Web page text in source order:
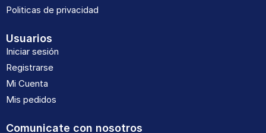
Politicas de privacidad
Usuarios
Iniciar sesión
Registrarse
Mi Cuenta
Mis pedidos
Comunicate con nosotros